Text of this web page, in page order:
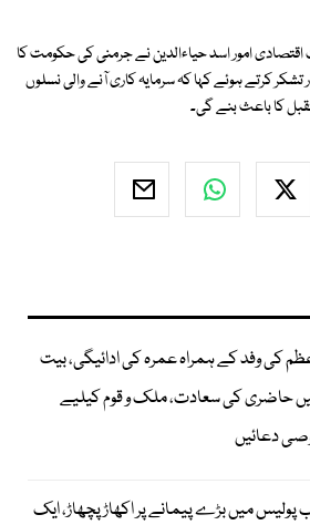
اقتصادی امور اسد حیاءالدین نے جرمنی کی حکومت کا
تشکر کرتے ہوئے کہا کہ سرمایہ کاری آنے والی نسلوں
کا باعث بنے گی۔
کی وفد کے ہمراہ عمرہ کی ادائیگی، بیت
حاضری کی سعادت، ملک و قوم کیلیے
دعائیں
پولیس میں بڑے پیمانے پر اکھاڑ پچھاڑ، ایک